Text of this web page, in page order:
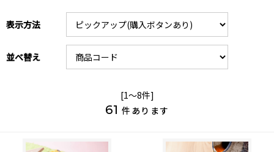
表示方法
並べ替え
[1～8件]
61 件あります